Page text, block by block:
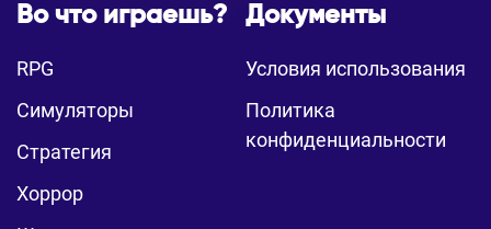
Во что играешь?
RPG
Симуляторы
Стратегия
Хоррор
Документы
Условия использования
Политика
конфиденциальности